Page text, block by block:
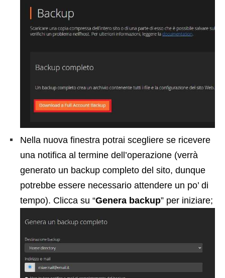
Nella nuova finestra potrai scegliere se ricevere
una notifica al termine dell’operazione (verrà
generato un backup completo del sito, dunque
potrebbe essere necessario attendere un po’ di
tempo). Clicca su “Genera backup” per iniziare;